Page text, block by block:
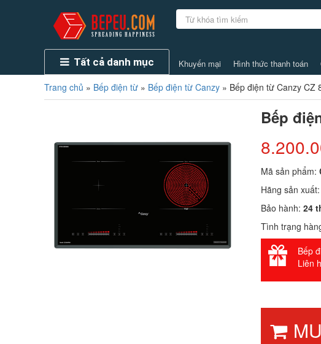
Tất cả danh mục Khuyến mại Hình thức thanh toán
Trang chủ » Bếp điện từ » Bếp điện từ Canzy » Bếp điện từ Canzy CZ
Bếp
Mã sản phẩm:
Hãng sản
Bảo hành:24
Tình trạng
Bếp
Liên